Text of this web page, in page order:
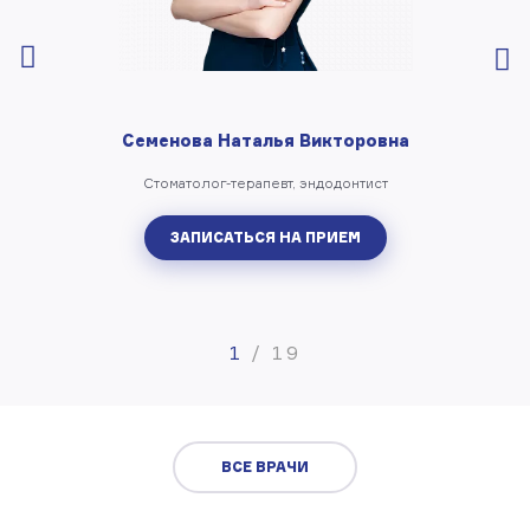
Семенова Наталья Викторовна
Стоматолог-терапевт, эндодонтист
ЗАПИСАТЬСЯ НА ПРИЕМ
1 / 19
ВСЕ ВРАЧИ